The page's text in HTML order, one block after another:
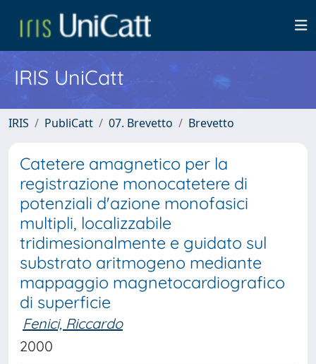
IRIS UniCatt
IRIS PubliCatt 07. Brevetto Brevetto
Catetere amagnetico per la
registrazione monocatetere di
potenziali d'azione monofasici
multipli, localizzabile
tridimesionalmente e guidato sul
substrato aritmogeno mediante
mappaggio magnetocardiografico
di superficie
Fenici, Riccardo
2000